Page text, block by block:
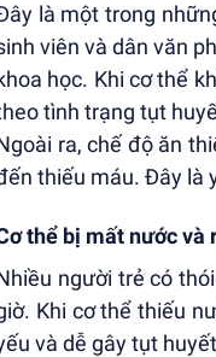
là một trong
viên và dân văn
học. Khi cơ thể
tình trạng tụt
ra, chế độ ăn
thiếu máu. Đây là
thể bị mất nước và
người trẻ có
Khi cơ thể thiếu
và dễ gây tụt